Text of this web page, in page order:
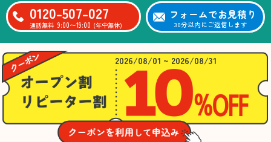
サイクル可能なものにつ
いても教えていただき、
今後の片付けにも役立つ
知識が増えました。また
何かあれば、ぜひお願い
したいと思っています。
心のこもったサービスを
ありがとうございまし
た。
0120-507-027
通話無料 9:00〜19:00 (年中無休)
フォームでお見積り
30分以内にご返信します
2026/08/01 ~ 2026/08/31